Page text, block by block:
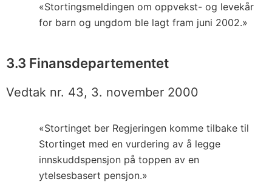
«Stortingsmeldingen om oppvekst- og levekår
for barn og ungdom ble lagt fram juni 2002.»
3.3 Finansdepartementet
Vedtak nr. 43, 3. november 2000
«Stortinget ber Regjeringen komme tilbake til
Stortinget med en vurdering av å legge
innskuddspensjon på toppen av en
ytelsesbasert pensjon.»